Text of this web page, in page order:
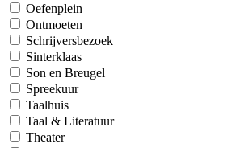
Oefenplein
Ontmoeten
Schrijversbezoek
Sinterklaas
Son en Breugel
Spreekuur
Taalhuis
Taal & Literatuur
Theater